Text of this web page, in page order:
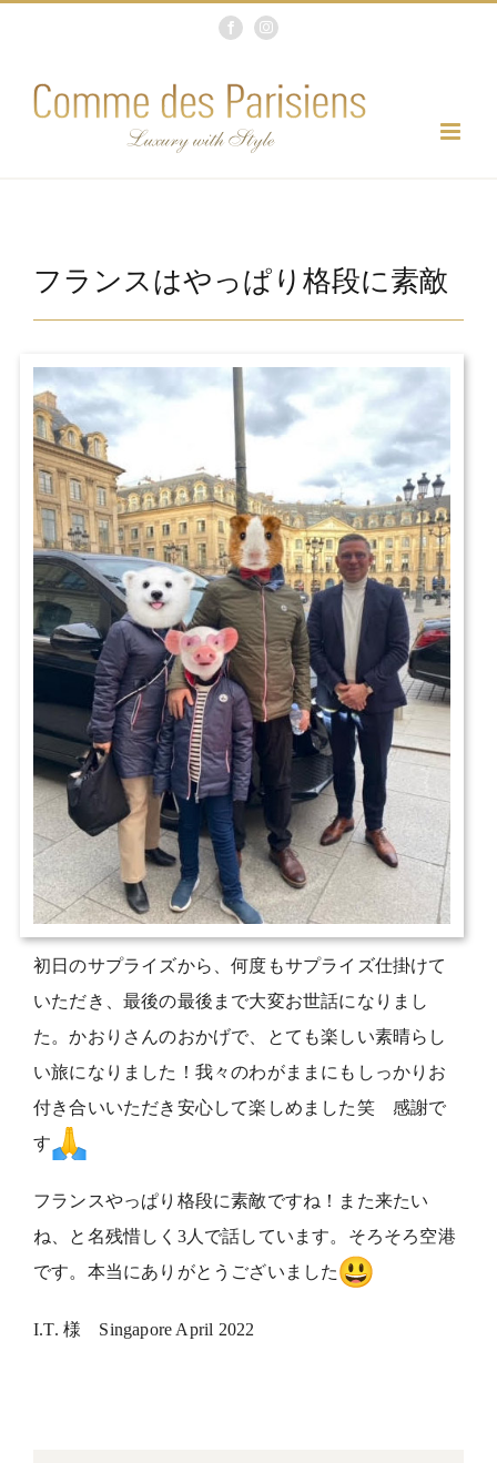
content
FacebookInstagram
フランスはやっぱり格段に素敵
初日のサプライズから、何度もサプライズ仕掛けて
いただき、 最後の最後まで大変お世話になりまし
た。かおりさんのおかげで、
とても楽しい素晴らし
い旅になりました！ 我々のわがままにもしっかりお
付き合いいただき安心して楽しめま した笑 感謝で
す
フランスやっぱり格段に素敵ですね！また来たい
ね、 と名残惜しく3人で話しています。そろそろ空港
です。 本当にありがとうございました
I.T. 様 Singapore April 2022